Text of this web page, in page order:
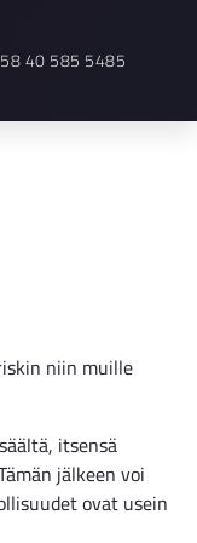
40 585 5485
niin muille
itsensä
jälkeen voi
ovat usein